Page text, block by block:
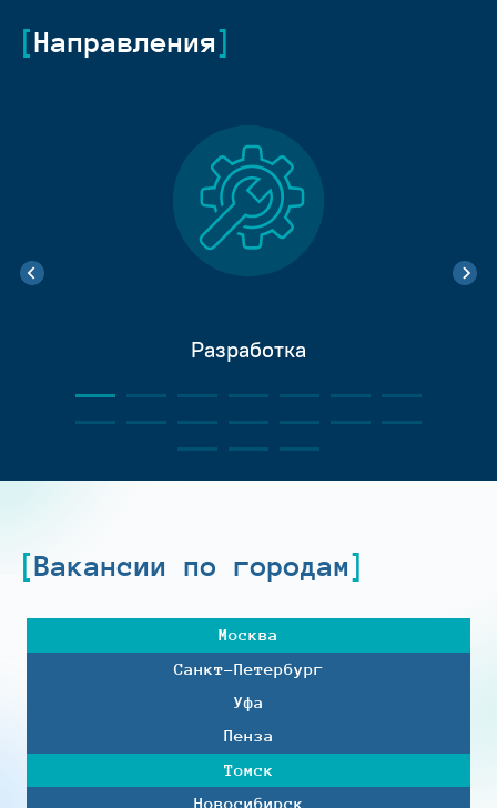
Направления
Разработка
Вакансии по городам
Москва
Санкт-Петербург
Уфа
Пенза
Томск
Новосибирск